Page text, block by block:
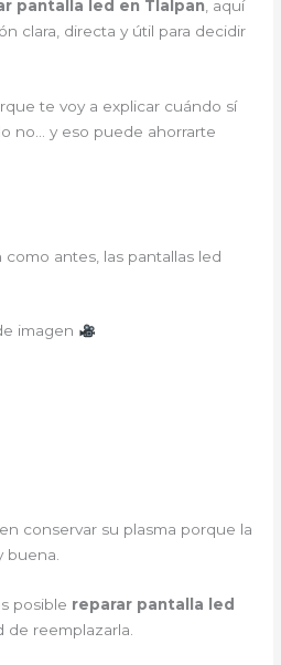
pantalla led en Tlalpan , aquí
clara, directa y útil para decidir
te voy a explicar cuándo sí
no… y eso puede ahorrarte
antes, las pantallas led
imagen
conservar su plasma porque la
buena.
posible reparar pantalla led
de reemplazarla.